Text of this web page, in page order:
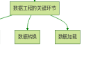
数据工程的关键环节
数据转换 数据加载